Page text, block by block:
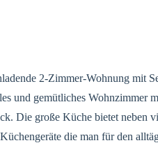
2-Zimmer-Wohnung mit
und gemütliches Wohnzimmer
Die große Küche bietet neben
die man für den